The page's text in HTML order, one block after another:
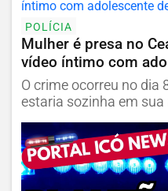
POLÍCIA
Mulher é presa no
vídeo íntimo com
O crime ocorreu no dia
estaria sozinha em sua